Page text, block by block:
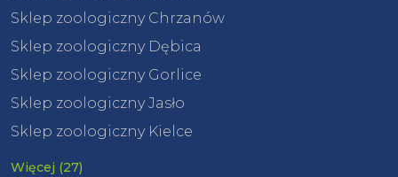
Sklep zoologiczny Chrzanów
Sklep zoologiczny Dębica
Sklep zoologiczny Gorlice
Sklep zoologiczny Jasło
Sklep zoologiczny Kielce
Więcej (27)